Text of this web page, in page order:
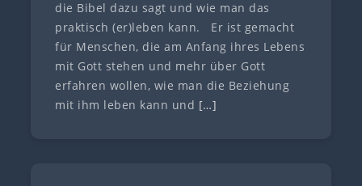
die Bibel dazu sagt und wie man das
praktisch (er)leben kann. Er ist gemacht
für Menschen, die am Anfang ihres Lebens
mit Gott stehen und mehr über Gott
erfahren wollen, wie man die Beziehung
mit ihm leben kann und […]